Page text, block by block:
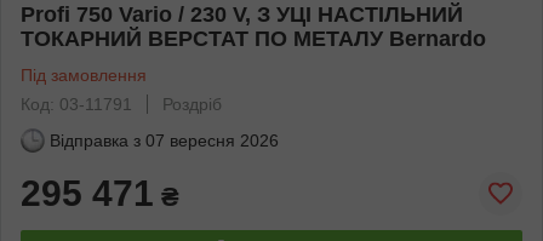
Profi 750 Vario / 230 V, З УЦІ НАСТІЛЬНИЙ
ТОКАРНИЙ ВЕРСТАТ ПО МЕТАЛУ Bernardo
Під замовлення
Код: 03-11791
Роздріб
Відправка з 07 вересня 2026
295 471 ₴